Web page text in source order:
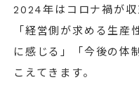
2024年はコロナ禍が
「経営側が求める生
に感じる」「今後の体
こえてきます。